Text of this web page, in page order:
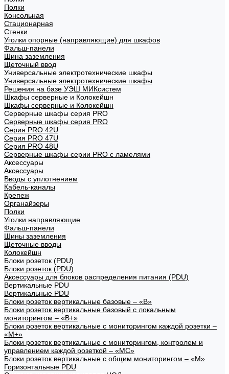
Полки
Консольная
Стационарная
Стенки
Уголки опорные (направляющие) для шкафов
Фальш-панели
Шина заземления
Щеточный ввод
Универсальные электротехнические шкафы
Универсальные электротехнические шкафы
Решения на базе УЭШ МИКсистем
Шкафы серверные и Колокейшн
Шкафы серверные и Колокейшн
Серверные шкафы серия PRO
Серверные шкафы серия PRO
Серия PRO 42U
Серия PRO 47U
Серия PRO 48U
Серверные шкафы серии PRO с ламелями
Аксессуары
Аксессуары
Вводы с уплотнением
Кабель-каналы
Крепеж
Органайзеры
Полки
Уголки направляющие
Фальш-панели
Шины заземления
Щеточные вводы
Колокейшн
Блоки розеток (PDU)
Блоки розеток (PDU)
Аксессуары для блоков распределения питания (PDU)
Вертикальные PDU
Вертикальные PDU
Блоки розеток вертикальные базовые – «В»
Блоки розеток вертикальные базовый с локальным
мониторингом – «В+»
Блоки розеток вертикальные с мониторингом каждой розетки –
«М+»
Блоки розеток вертикальные с мониторингом, контролем и
управлением каждой розеткой – «МС»
Блоки розеток вертикальные с общим мониторингом – «М»
Горизонтальные PDU